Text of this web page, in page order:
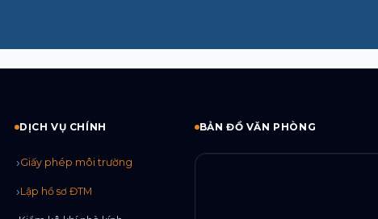
DỊCH VỤ CHÍNH
Giấy phép môi trường
Lập hồ sơ ĐTM
BẢN ĐỒ VĂN PHÒNG